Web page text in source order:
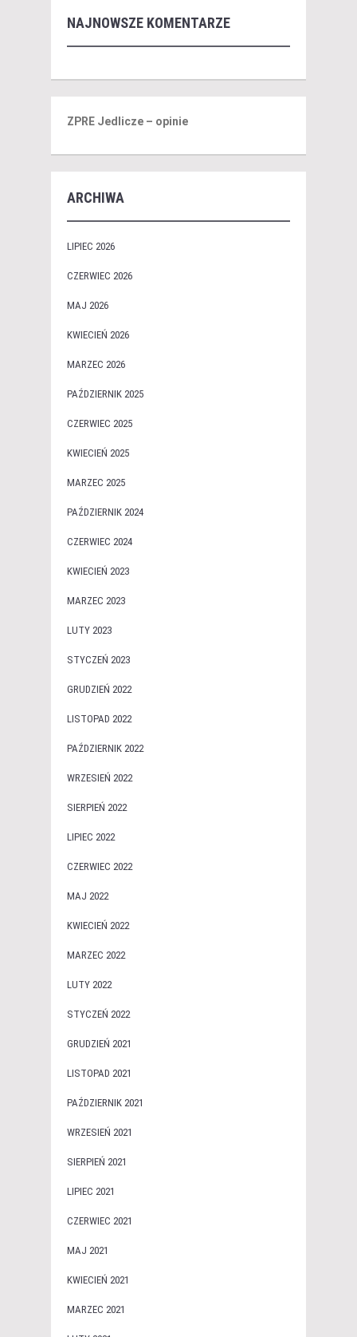
NAJNOWSZE KOMENTARZE
ZPRE Jedlicze – opinie
ARCHIWA
LIPIEC 2026
CZERWIEC 2026
MAJ 2026
KWIECIEŃ 2026
MARZEC 2026
PAŹDZIERNIK 2025
CZERWIEC 2025
KWIECIEŃ 2025
MARZEC 2025
PAŹDZIERNIK 2024
CZERWIEC 2024
KWIECIEŃ 2023
MARZEC 2023
LUTY 2023
STYCZEŃ 2023
GRUDZIEŃ 2022
LISTOPAD 2022
PAŹDZIERNIK 2022
WRZESIEŃ 2022
SIERPIEŃ 2022
LIPIEC 2022
CZERWIEC 2022
MAJ 2022
KWIECIEŃ 2022
MARZEC 2022
LUTY 2022
STYCZEŃ 2022
GRUDZIEŃ 2021
LISTOPAD 2021
PAŹDZIERNIK 2021
WRZESIEŃ 2021
SIERPIEŃ 2021
LIPIEC 2021
CZERWIEC 2021
MAJ 2021
KWIECIEŃ 2021
MARZEC 2021